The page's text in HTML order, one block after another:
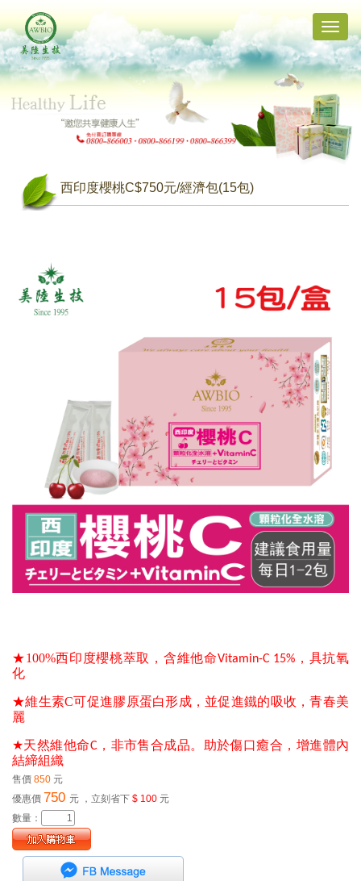
Toggle
西印度櫻桃C$750元/經濟包(15包)
★100%西印度櫻桃萃取， 含維他命Vitamin-C 15%，具抗氧
化
★維生素C可 促進膠原蛋白形成，並促進鐵的吸收，青春美
麗
★天然維他命C，非市售合成品。助於傷口癒合，增進體內
結締組織
售價 850 元
優惠價 750 元 ，立刻省下 $ 100 元
數量：